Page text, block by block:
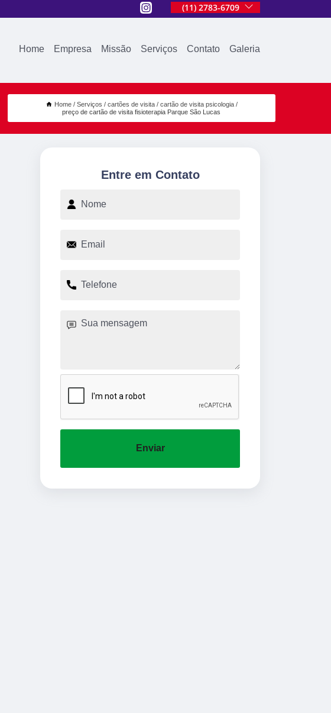
(11) 2783-6709
Home Empresa Missão Serviços Contato Galeria
Home Serviços cartões de visita
cartão de visita psicologia
preço de cartão de visita fisioterapia Parque São Lucas
Entre em Contato
Enviar